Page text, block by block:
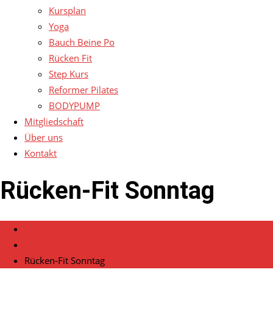
Kursplan
Yoga
Bauch Beine Po
Rücken Fit
Step Kurs
Reformer Pilates
BODYPUMP
Mitgliedschaft
Über uns
Kontakt
Rücken-Fit Sonntag
Rücken-Fit Sonntag